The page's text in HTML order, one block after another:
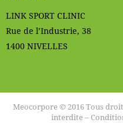
LINK SPORT CLINIC
Rue de l’Industrie, 38
1400 NIVELLES
Meocorpore © 2016 Tous
interdite –